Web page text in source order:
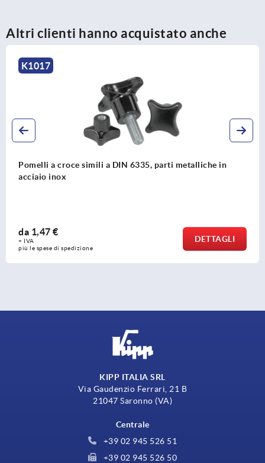
Altri clienti hanno acquistato anche
a DIN 6335, parti metalliche in Pomelli a lobi
+ IVA
più le spese di
KIPP ITALIA SRL
Via Gaudenzio Ferrari, 21 B
21047 Saronno (VA)
Centrale
+39 02 945 526 51
+39 02 945 526 50